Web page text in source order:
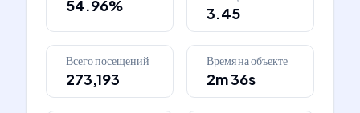
54.96% 3.45
Всего посещений
273,193
Время на объекте
2m 36s